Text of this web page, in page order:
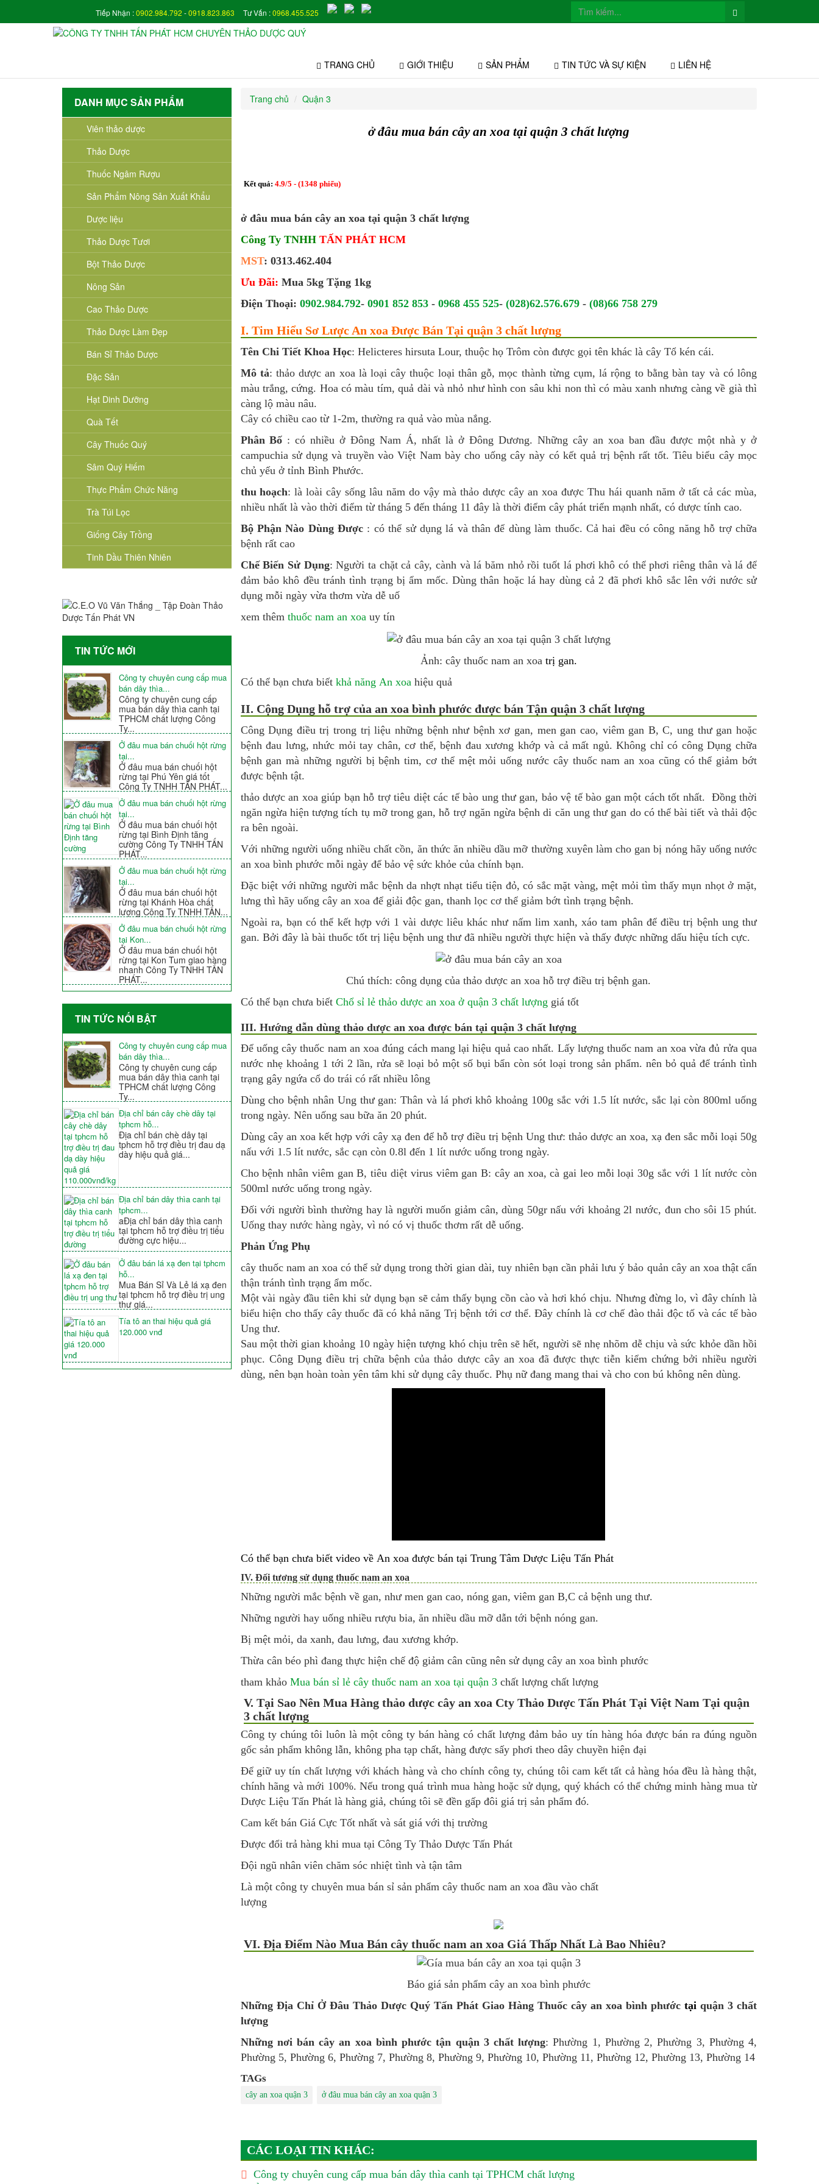
Tiếp Nhận :0902.984.792 -0918.823.863 Tư Vấn :0968.455.525
TRANG CHỦ GIỚI THIỆU SẢN PHẨM TIN TỨC VÀ SỰ KIỆN LIÊN HỆ
DANH MỤC SẢN PHẨM
Viên thảo dược
Thảo Dược
Thuốc Ngâm Rượu
Sản Phẩm Nông Sản Xuất Khẩu
Dược liệu
Thảo Dược Tươi
Bột Thảo Dược
Nông Sản
Cao Thảo Dược
Thảo Dược Làm Đẹp
Bán Sỉ Thảo Dược
Đặc Sản
Hạt Dinh Dưỡng
Quà Tết
Cây Thuốc Quý
Sâm Quý Hiếm
Thực Phẩm Chức Năng
Trà Túi Lọc
Giống Cây Trồng
Tinh Dầu Thiên Nhiên
TIN TỨC MỚI
Công ty chuyên cung cấp mua
bán dây thìa...
Công ty chuyên cung cấp
mua bán dây thìa canh tại
TPHCM chất lượng Công
Ty...
Ở đâu mua bán chuối hột rừng
tại...
Ở đâu mua bán chuối hột
rừng tại Phú Yên giá tốt
Công Ty TNHH TẤN PHÁT...
Ở đâu mua bán chuối hột rừng
tại...
Ở đâu mua bán chuối hột
rừng tại Bình Định tăng
cường Công Ty TNHH TẤN
PHÁT...
Ở đâu mua bán chuối hột rừng
tại...
Ở đâu mua bán chuối hột
rừng tại Khánh Hòa chất
lượng Công Ty TNHH TẤN...
Ở đâu mua bán chuối hột rừng
tại Kon...
Ở đâu mua bán chuối hột
rừng tại Kon Tum giao hàng
nhanh Công Ty TNHH TẤN
PHÁT...
TIN TỨC NỐI BẬT
Công ty chuyên cung cấp mua
bán dây thìa...
Công ty chuyên cung cấp
mua bán dây thìa canh tại
TPHCM chất lượng Công
Ty...
Địa chỉ bán cây chè dây tại
tphcm hỗ...
Địa chỉ bán chè dây tại
tphcm hỗ trợ điều trị đau dạ
dày hiệu quả giá...
Địa chỉ bán dây thìa canh tại
tphcm...
aĐịa chỉ bán dây thìa canh
tại tphcm hỗ trợ điều trị tiểu
đường cực hiệu...
Ở đâu bán lá xạ đen tại tphcm
hỗ...
Mua Bán Sỉ Và Lẻ lá xạ đen
tại tphcm hỗ trợ điều trị ung
thư giá...
Tía tô an thai hiệu quả giá
120.000 vnđ
Trang chủ Quận 3
ở đâu mua bán cây an xoa tại quận 3 chất lượng
Kết quả: 4.9/5 - (1348 phiếu)
ở đâu mua bán cây an xoa tại quận 3 chất lượng
Công Ty TNHH TẤN PHÁT HCM
MST: 0313.462.404
Ưu Đãi: Mua 5kg Tặng 1kg
Điện Thoại: 0902.984.792- 0901 852 853- 0968 455 525- (028)62.576.679- (08)66 758 279
I. Tim Hiểu Sơ Lược An xoa Được Bán Tại quận 3 chất lượng
Tên Chi Tiết Khoa Học: Helicteres hirsuta Lour, thuộc họ Trôm còn được gọi tên khác là cây Tổ kén cái.
Mô tả: thảo dược an xoa là loại cây thuộc loại thân gỗ, mọc thành từng cụm, lá rộng to bằng bàn tay và có lông
màu trắng, cứng. Hoa có màu tím, quả dài và nhỏ như hình con sâu khi non thì có màu xanh nhưng càng về già thì
càng lộ màu nâu.
Cây có chiều cao từ 1-2m, thường ra quả vào mùa nắng.
Phân Bố : có nhiều ở Đông Nam Á, nhất là ở Đông Dương. Những cây an xoa ban đầu được một nhà y ở
campuchia sử dụng và truyền vào Việt Nam bày cho uống cây này có kết quả trị bệnh rất tốt. Tiêu biểu cây mọc
chủ yếu ở tỉnh Bình Phước.
thu hoạch: là loài cây sống lâu năm do vậy mà thảo dược cây an xoa được Thu hái quanh năm ở tất cả các mùa,
nhiều nhất là vào thời điểm từ tháng 5 đến tháng 11 đây là thời điểm cây phát triển mạnh nhất, có dược tính cao.
Bộ Phận Nào Dùng Được : có thể sử dụng lá và thân để dùng làm thuốc. Cả hai đều có công năng hỗ trợ chữa
bệnh rất cao
Chế Biến Sử Dụng: Người ta chặt cả cây, cành và lá băm nhỏ rồi tuốt lá phơi khô có thể phơi riêng thân và lá để
đảm bảo khô đều tránh tình trạng bị ẩm mốc. Dùng thân hoặc lá hay dùng cả 2 đã phơi khô sắc lên với nước sử
dụng mỗi ngày vừa thơm vừa dễ uố
xem thêm thuốc nam an xoauy tín
Ảnh: cây thuốc nam an xoa trị gan.
Có thể bạn chưa biết khả năng An xoa hiệu quả
II. Cộng Dụng hỗ trợ của an xoa bình phước được bán Tận quận 3 chất lượng
Công Dụng điều trị trong trị liệu những bệnh như bệnh xơ gan, men gan cao, viêm gan B, C, ung thư gan hoặc
bệnh đau lưng, nhức mỏi tay chân, cơ thể, bệnh đau xương khớp và cả mất ngủ. Không chỉ có công Dụng chữa
bệnh gan mà những người bị bệnh tim, cơ thể mệt mỏi uống nước cây thuốc nam an xoa cũng có thể giảm bớt
được bệnh tật.
thảo dược an xoa giúp bạn hỗ trợ tiêu diệt các tế bào ung thư gan, bảo vệ tế bào gan một cách tốt nhất. Đồng thời
ngăn ngừa hiện tượng tích tụ mỡ trong gan, hỗ trợ ngăn ngừa bệnh di căn ung thư gan do có thể bài tiết và thải độc
ra bên ngoài.
Với những người uống nhiều chất cồn, ăn thức ăn nhiều dầu mỡ thường xuyên làm cho gan bị nóng hãy uống nước
an xoa bình phước mỗi ngày để bảo vệ sức khỏe của chính bạn.
Đặc biệt với những người mắc bệnh da nhợt nhạt tiểu tiện đỏ, có sắc mặt vàng, mệt mỏi tìm thấy mụn nhọt ở mặt,
lưng thì hãy uống cây an xoa để giải độc gan, thanh lọc cơ thể giảm bớt tình trạng bệnh.
Ngoài ra, bạn có thể kết hợp với 1 vài dược liêu khác như nấm lim xanh, xáo tam phân để điều trị bệnh ung thư
gan. Bởi đây là bài thuốc tốt trị liệu bệnh ung thư đã nhiều người thực hiện và thấy được những dấu hiệu tích cực.
Chú thích: công dụng củathảo dược an xoa hỗ trợ điều trị bệnh gan.
Có thể bạn chưa biết Chổ sỉ lẻ thảo dược an xoa ở quận 3 chất lượng giá tốt
III. Hướng dẫn dùng thảo dược an xoa được bán tại quận 3 chất lượng
Để uống cây thuốc nam an xoa đúng cách mang lại hiệu quả cao nhất. Lấy lượng thuốc nam an xoa vừa đủ rửa qua
nước nhẹ khoảng 1 tới 2 lần, rửa sẽ loại bỏ một số bụi bẩn còn sót loại trong sản phẩm. nên bỏ quả để tránh tình
trạng gây ngứa cổ do trái có rất nhiều lông
Dùng cho bệnh nhân Ung thư gan: Thân và lá phơi khô khoảng 100g sắc với 1.5 lít nước, sắc lại còn 800ml uống
trong ngày. Nên uống sau bữa ăn 20 phút.
Dùng cây an xoa kết hợp với cây xạ đen để hỗ trợ điều trị bệnh Ung thư: thảo dược an xoa, xạ đen sắc mỗi loại 50g
nấu với 1.5 lít nước, sắc cạn còn 0.8l đến 1 lít nước uống trong ngày.
Cho bệnh nhân viêm gan B, tiêu diệt virus viêm gan B: cây an xoa, cà gai leo mỗi loại 30g sắc với 1 lít nước còn
500ml nước uống trong ngày.
Đối với người bình thường hay là người muốn giảm cân, dùng 50gr nấu với khoảng 2l nước, đun cho sôi 15 phút.
Uống thay nước hàng ngày, vì nó có vị thuốc thơm rất dễ uống.
Phản Ứng Phụ
cây thuốc nam an xoa có thể sử dụng trong thời gian dài, tuy nhiên bạn cần phải lưu ý bảo quản cây an xoa thật cẩn
thận tránh tình trạng ẩm mốc.
Một vài ngày đầu tiên khi sử dụng bạn sẽ cảm thấy bụng cồn cào và hơi khó chịu. Nhưng đừng lo, vì đây chính là
biểu hiện cho thấy cây thuốc đã có khả năng Trị bệnh tới cơ thể. Đây chính là cơ chế đào thải độc tố và các tế bào
Ung thư.
Sau một thời gian khoảng 10 ngày hiện tượng khó chịu trên sẽ hết, người sẽ nhẹ nhõm dễ chịu và sức khỏe dần hồi
phục. Công Dụng điều trị chữa bệnh của thảo dược cây an xoa đã được thực tiễn kiểm chứng bởi nhiều người
dùng, nên bạn hoàn toàn yên tâm khi sử dụng cây thuốc. Phụ nữ đang mang thai và cho con bú không nên dùng.
Có thể bạn chưa biết video về An xoa được bán tại Trung Tâm Dược Liệu Tấn Phát
IV. Đối tương sử dụng thuốc nam an xoa
Những người mắc bệnh về gan, như men gan cao, nóng gan, viêm gan B,C cả bệnh ung thư.
Những người hay uống nhiều rượu bia, ăn nhiều dầu mỡ dẫn tới bệnh nóng gan.
Bị mệt mỏi, da xanh, đau lưng, đau xương khớp.
Thừa cân béo phì đang thực hiện chế độ giảm cân cũng nên sử dụng cây an xoa bình phước
tham khảo Mua bán sỉ lẻ cây thuốc nam an xoa tại quận 3chất lượng chất lượng
V. Tại Sao Nên Mua Hàng thảo dược cây an xoa Cty Thảo Dược Tấn Phát Tại Việt Nam Tại quận
3 chất lượng
Công ty chúng tôi luôn là một công ty bán hàng có chất lượng đảm bảo uy tín hàng hóa được bán ra đúng nguồn
gốc sản phẩm không lẫn, không pha tạp chất, hàng được sấy phơi theo dây chuyền hiện đại
Để giữ uy tín chất lượng với khách hàng và cho chính công ty, chúng tôi cam kết tất cả hàng hóa đều là hàng thật,
chính hãng và mới 100%. Nếu trong quá trình mua hàng hoặc sử dụng, quý khách có thể chứng minh hàng mua từ
Dược Liệu Tấn Phát là hàng giả, chúng tôi sẽ đền gấp đôi giá trị sản phẩm đó.
Cam kết bán Giá Cực Tốt nhất và sát giá với thị trường
Được đổi trả hàng khi mua tại Công Ty Thảo Dược Tấn Phát
Đội ngũ nhân viên chăm sóc nhiệt tình và tận tâm
Là một công ty chuyên mua bán sỉ sản phẩm cây thuốc nam an xoa đầu vào chất
lượng
VI. Địa Điểm Nào Mua Bán cây thuốc nam an xoa Giá Thấp Nhất Là Bao Nhiêu?
Báo giá sản phẩm cây an xoa bình phước
Những Địa Chỉ Ở Đâu Thảo Dược Quý Tấn Phát Giao Hàng Thuốc cây an xoa bình phước tạiquận 3 chất
lượng
Những nơi báncây an xoa bình phước tận quận 3 chất lượng:Phường 1, Phường 2, Phường 3, Phường 4,
Phường 5, Phường 6, Phường 7, Phường 8, Phường 9, Phường 10, Phường 11, Phường 12, Phường 13, Phường 14
TAGs
cây an xoa quận 3 ở đâu mua bán cây an xoa quận 3
CÁC LOẠI TIN KHÁC:
Công ty chuyên cung cấp mua bán dây thìa canh tại TPHCM chất lượng